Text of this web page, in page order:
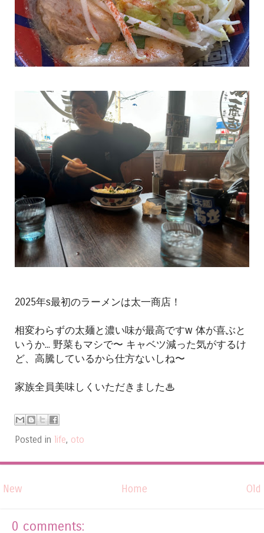
2025年s最初のラーメンは太一商店！
相変わらずの太麺と濃い味が最高ですw 体が喜ぶと
いうか... 野菜もマシで〜 キャベツ減った気がするけ
ど、高騰しているから仕方ないしね〜
家族全員美味しくいただきました♨︎
Posted in life, oto
New Old
Home
0 comments: